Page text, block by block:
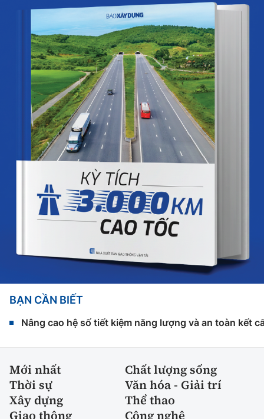
BẠN CẦN BIẾT
Nâng cao hệ số tiết kiệm năng lượng và an toàn kết
Mới nhất
Chất lượng sống
Thời sự
Văn hóa - Giải trí
Xây dựng
Thể thao
Giao thông
Công nghệ